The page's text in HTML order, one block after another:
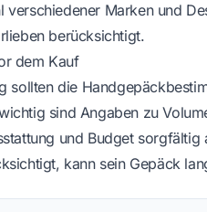
verschiedener Marken und
berücksichtigt.
dem Kauf
sollten die
sind Angaben zu
und Budget
kann sein Gepäck